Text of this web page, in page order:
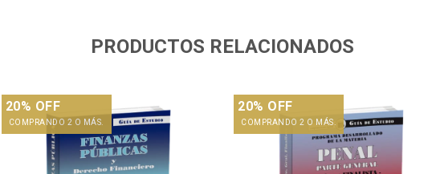
PRODUCTOS RELACIONADOS
20% OFF
COMPRANDO 2 O MÁS.
20% OFF
COMPRANDO 2 O MÁS.